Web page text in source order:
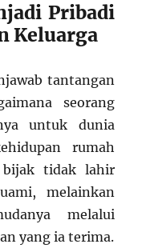
Pribadi
Keluarga
tantangan
seorang
untuk dunia
rumah
bijak tidak lahir
melainkan
melalui
yang ia terima.